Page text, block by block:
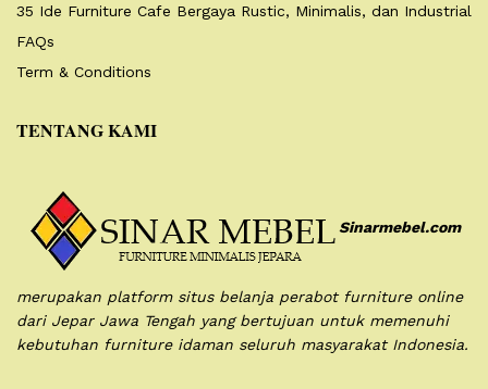
35 Ide Furniture Cafe Bergaya Rustic, Minimalis, dan Industrial
FAQs
Term & Conditions
TENTANG KAMI
Sinarmebel.com
merupakan platform situs belanja perabot furniture online
dari Jepar Jawa Tengah yang bertujuan untuk memenuhi
kebutuhan furniture idaman seluruh masyarakat Indonesia.